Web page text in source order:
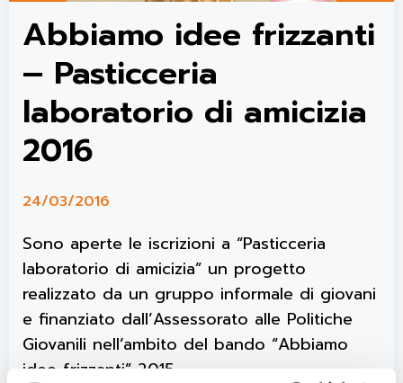
Abbiamo idee frizzanti
– Pasticceria
laboratorio di amicizia
2016
24/03/2016
Sono aperte le iscrizioni a “Pasticceria
laboratorio di amicizia” un progetto
realizzato da un gruppo informale di giovani
e finanziato dall’Assessorato alle Politiche
Giovanili nell’ambito del bando “Abbiamo
idee frizzanti” 2015.